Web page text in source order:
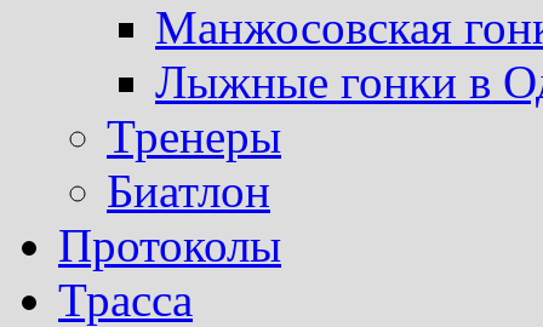
Манжосовская
Лыжные гонки в
Тренеры
Биатлон
Протоколы
Трасса